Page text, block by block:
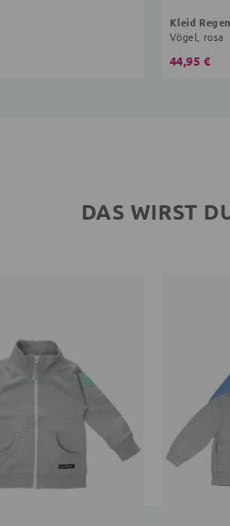
Kleid
Vögel, rosa
44,95 €
DAS WIRST